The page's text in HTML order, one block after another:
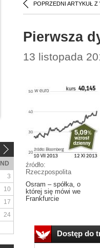
POPRZEDNI ARTYKUŁ Z
Pierwsza
13 listopada
źródło:
Rzeczpospolita
Osram – spółka, o
której się mówi we
Frankfurcie
Dostęp do
ND
3
10
17
24